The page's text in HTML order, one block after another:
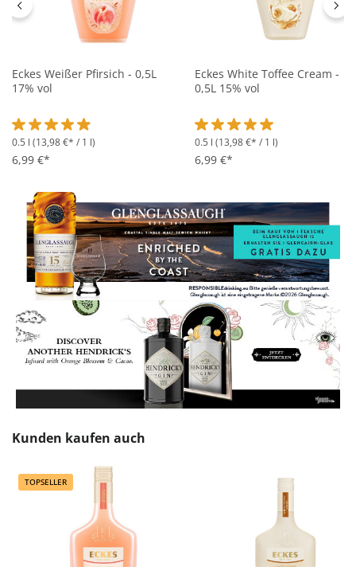
Eckes Weißer Pfirsich - 0,5L
17% vol
Durchschnittliche Bewertung von 4.9 von 5 Sternen
0.5 l (13,98 €* / 1 l)
6,99 €*
Eckes White Toffee Cream -
0,5L 15% vol
Durchschnittliche
0.5 l (13,98 €* / 1 l)
6,99 €*
Produktgalerie überspringen
Kunden kaufen auch
TOPSELLER